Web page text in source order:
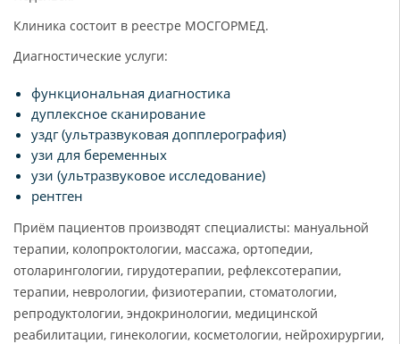
Клиника состоит в реестре МОСГОРМЕД.
Диагностические услуги:
функциональная диагностика
дуплексное сканирование
уздг (ультразвуковая допплерография)
узи для беременных
узи (ультразвуковое исследование)
рентген
Приём пациентов производят специалисты: мануальной
терапии, колопроктологии, массажа, ортопедии,
отоларингологии, гирудотерапии, рефлексотерапии,
терапии, неврологии, физиотерапии, стоматологии,
репродуктологии, эндокринологии, медицинской
реабилитации, гинекологии, косметологии, нейрохирургии,